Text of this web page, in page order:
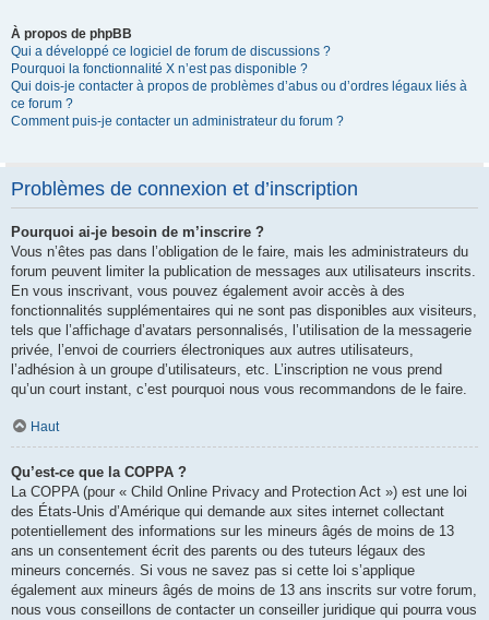
À propos de phpBB
Qui a développé ce logiciel de forum de discussions ?
Pourquoi la fonctionnalité X n’est pas disponible ?
Qui dois-je contacter à propos de problèmes d’abus ou d’ordres légaux liés à
ce forum ?
Comment puis-je contacter un administrateur du forum ?
Problèmes de connexion et d’inscription
Pourquoi ai-je besoin de m’inscrire ?
Vous n’êtes pas dans l’obligation de le faire, mais les administrateurs du
forum peuvent limiter la publication de messages aux utilisateurs inscrits.
En vous inscrivant, vous pouvez également avoir accès à des
fonctionnalités supplémentaires qui ne sont pas disponibles aux visiteurs,
tels que l’affichage d’avatars personnalisés, l’utilisation de la messagerie
privée, l’envoi de courriers électroniques aux autres utilisateurs,
l’adhésion à un groupe d’utilisateurs, etc. L’inscription ne vous prend
qu’un court instant, c’est pourquoi nous vous recommandons de le faire.
Haut
Qu’est-ce que la COPPA ?
La COPPA (pour « Child Online Privacy and Protection Act ») est une loi
des États-Unis d’Amérique qui demande aux sites internet collectant
potentiellement des informations sur les mineurs âgés de moins de 13
ans un consentement écrit des parents ou des tuteurs légaux des
mineurs concernés. Si vous ne savez pas si cette loi s’applique
également aux mineurs âgés de moins de 13 ans inscrits sur votre forum,
nous vous conseillons de contacter un conseiller juridique qui pourra vous